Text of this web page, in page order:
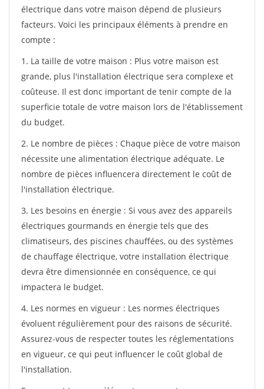
électrique dans votre maison dépend de plusieurs
facteurs. Voici les principaux éléments à prendre en
compte :
1. La taille de votre maison : Plus votre maison est
grande, plus l'installation électrique sera complexe et
coûteuse. Il est donc important de tenir compte de la
superficie totale de votre maison lors de l'établissement
du budget.
2. Le nombre de pièces : Chaque pièce de votre maison
nécessite une alimentation électrique adéquate. Le
nombre de pièces influencera directement le coût de
l'installation électrique.
3. Les besoins en énergie : Si vous avez des appareils
électriques gourmands en énergie tels que des
climatiseurs, des piscines chauffées, ou des systèmes
de chauffage électrique, votre installation électrique
devra être dimensionnée en conséquence, ce qui
impactera le budget.
4. Les normes en vigueur : Les normes électriques
évoluent régulièrement pour des raisons de sécurité.
Assurez-vous de respecter toutes les réglementations
en vigueur, ce qui peut influencer le coût global de
l'installation.